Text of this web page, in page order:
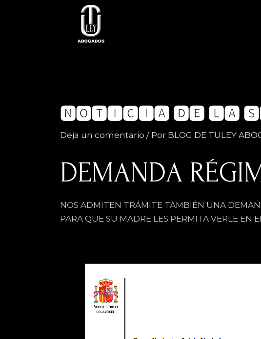
🅽🅾🆃🅸🅲🅸🅰 🅳🅴 🅻🅰
Deja un comentario / Por BLOG DE TULEY
DEMANDA
NOS ADMITEN TRÁMITE TAMBIÉN UNA
PARA QUE SU MADRE LES PERMITA VERLE EN